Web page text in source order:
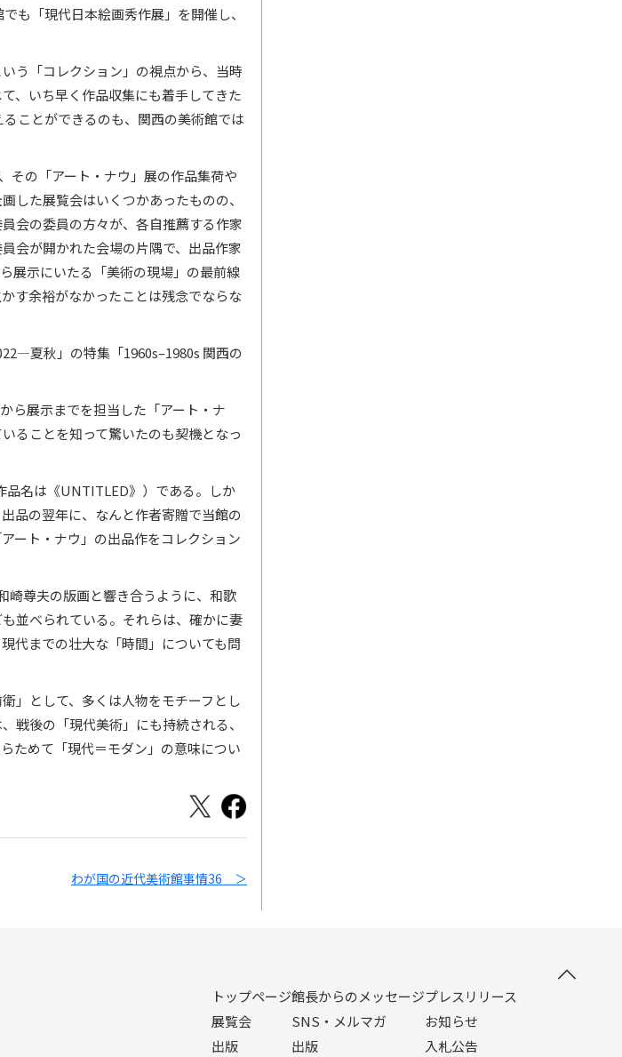
も「現代日本絵画秀作展」を開催し、
う「コレクション」の視点から、当時
、いち早く作品収集にも着手してきた
ことができるのも、関西の美術館では
その「アート・ナウ」展の作品集荷や
した展覧会はいくつかあったものの、
会の委員の方々が、各自推薦する作家
会が開かれた会場の片隅で、出品作家
展示にいたる「美術の現場」の最前線
す余裕がなかったことは残念でならな
夏秋」の特集「1960s–1980s 関西の
ら展示までを担当した「アート・ナ
ることを知って驚いたのも契機となっ
名は《UNTITLED》）である。しか
品の翌年に、なんと作者寄贈で当館の
ート・ナウ」の出品作をコレクション
崎尊夫の版画と響き合うように、和歌
並べられている。それらは、確かに妻
代までの壮大な「時間」についても問
」として、多くは人物をモチーフとし
戦後の「現代美術」にも持続される、
ためて「現代＝モダン」の意味につい
わが国の近代美術館事情36 ＞
トップページ
展覧会
出版
館長からのメッセージ
SNS・メルマガ
出版
プレスリリース
お知らせ
入札公告